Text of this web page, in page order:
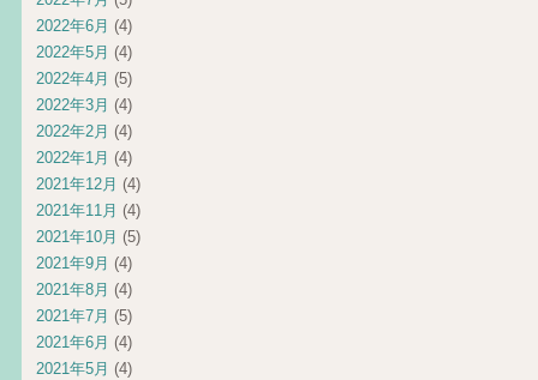
2022年6月 (4)
2022年5月 (4)
2022年4月 (5)
2022年3月 (4)
2022年2月 (4)
2022年1月 (4)
2021年12月 (4)
2021年11月 (4)
2021年10月 (5)
2021年9月 (4)
2021年8月 (4)
2021年7月 (5)
2021年6月 (4)
2021年5月 (4)